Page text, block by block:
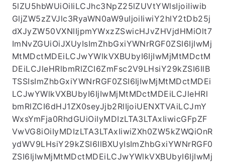
5lZU5hbWUiOiIiLCJhc3NpZ25lZUVtYWlsIjoiIiwib
GljZW5zZVJlc3RyaWN0aW9uIjoiIiwiY2hlY2tDb25j
dXJyZW50VXNlIjpmYWxzZSwicHJvZHVjdHMiOlt7
ImNvZGUiOiJXUyIsImZhbGxiYWNrRGF0ZSI6IjIwMj
MtMDctMDEiLCJwYWlkVXBUbyI6IjIwMjMtMDctM
DEiLCJleHRlbmRlZCI6ZmFsc2V9LHsiY29kZSI6IlB
TSSIsImZhbGxiYWNrRGF0ZSI6IjIwMjMtMDctMDEi
LCJwYWlkVXBUbyI6IjIwMjMtMDctMDEiLCJleHRl
bmRlZCI6dHJ1ZX0seyJjb2RlIjoiUENXTVAiLCJmY
WxsYmFja0RhdGUiOiIyMDIzLTA3LTAxIiwicGFpZF
VwVG8iOiIyMDIzLTA3LTAxIiwiZXh0ZW5kZWQiOnR
ydWV9LHsiY29kZSI6IlBXUyIsImZhbGxiYWNrRGF0
ZSI6IjIwMjMtMDctMDEiLCJwYWlkVXBUbyI6IjIwMj